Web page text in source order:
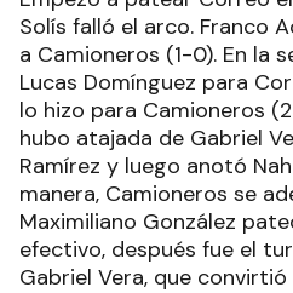
Solís falló el arco. Franco
a Camioneros (1-0). En la
Lucas Domínguez para
lo hizo para Camioneros
hubo atajada de Gabriel
Ramírez y luego anotó
manera, Camioneros se
Maximiliano González
efectivo, después fue el
Gabriel Vera, que